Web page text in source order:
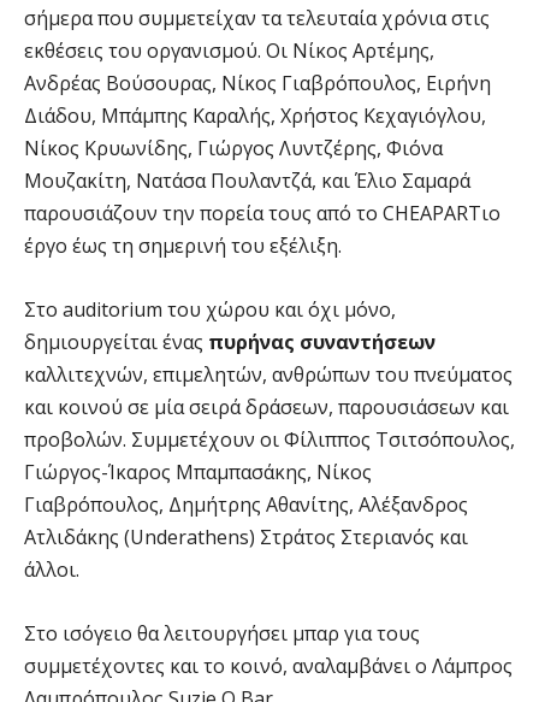
σήμερα που συμμετείχαν τα τελευταία χρόνια στις
εκθέσεις του οργανισμού. Οι Νίκος Αρτέμης,
Ανδρέας Βούσουρας, Νίκος Γιαβρόπουλος, Ειρήνη
Διάδου, Μπάμπης Καραλής, Χρήστος Κεχαγιόγλου,
Νίκος Κρυωνίδης, Γιώργος Λυντζέρης, Φιόνα
Μουζακίτη, Νατάσα Πουλαντζά, και Έλιο Σαμαρά
παρουσιάζουν την πορεία τους από το CHEAPARTιο
έργο έως τη σημερινή του εξέλιξη.
Στο auditorium του χώρου και όχι μόνο,
δημιουργείται ένας πυρήνας συναντήσεων
καλλιτεχνών, επιμελητών, ανθρώπων του πνεύματος
και κοινού σε μία σειρά δράσεων, παρουσιάσεων και
προβολών. Συμμετέχουν οι Φίλιππος Τσιτσόπουλος,
Γιώργος-Ίκαρος Μπαμπασάκης, Νίκος
Γιαβρόπουλος, Δημήτρης Αθανίτης, Αλέξανδρος
Ατλιδάκης (Underathens) Στράτος Στεριανός και
άλλοι.
Στο ισόγειο θα λειτουργήσει μπαρ για τους
συμμετέχοντες και το κοινό, αναλαμβάνει ο Λάμπρος